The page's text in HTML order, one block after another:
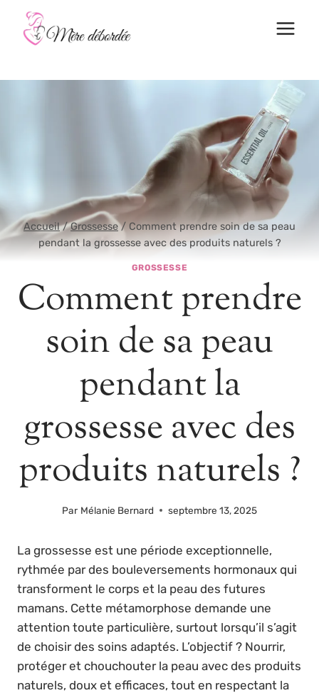
contenu
Accueil / Grossesse / Comment prendre soin de sa peau
pendant la grossesse avec des produits naturels ?
GROSSESSE
Comment prendre
soin de sa peau
pendant la
grossesse avec des
produits naturels ?
Par Mélanie Bernard septembre 13, 2025
La grossesse est une période exceptionnelle,
rythmée par des bouleversements hormonaux qui
transforment le corps et la peau des futures
mamans. Cette métamorphose demande une
attention toute particulière, surtout lorsqu’il s’agit
de choisir des soins adaptés. L’objectif ? Nourrir,
protéger et chouchouter la peau avec des produits
naturels, doux et efficaces, tout en respectant la